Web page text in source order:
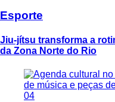
Esporte
Jiu-jítsu transforma a
da Zona Norte do Rio
04